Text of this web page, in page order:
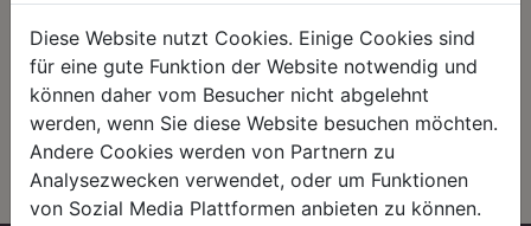
eine starke Wirtschaft in Bayern
sind uns wichtig – auch im Handel
arbeiten wir mit regionalen oder
europäischen Manufakturen
zusammen.
Solarenergie und Biogas. Statt der
chemischen Keule kommen bei uns
Nützlinge zum Einsatz – wie in der
Natur.
Diese Website nutzt Cookies. Einige Cookies sind
für eine gute Funktion der Website notwendig und
können daher vom Besucher nicht abgelehnt
werden, wenn Sie diese Website besuchen möchten.
Andere Cookies werden von Partnern zu
Analysezwecken verwendet, oder um Funktionen
von Sozial Media Plattformen anbieten zu können.